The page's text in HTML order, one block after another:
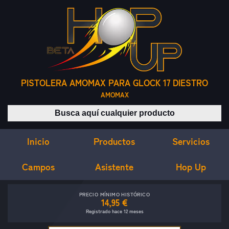
PISTOLERA AMOMAX PARA GLOCK 17 DIESTRO
AMOMAX
Buscar productos
Inicio Productos Servicios
Campos Asistente Hop Up
PRECIO MÍNIMO HISTÓRICO
14,95 €
Registrado hace 12 meses